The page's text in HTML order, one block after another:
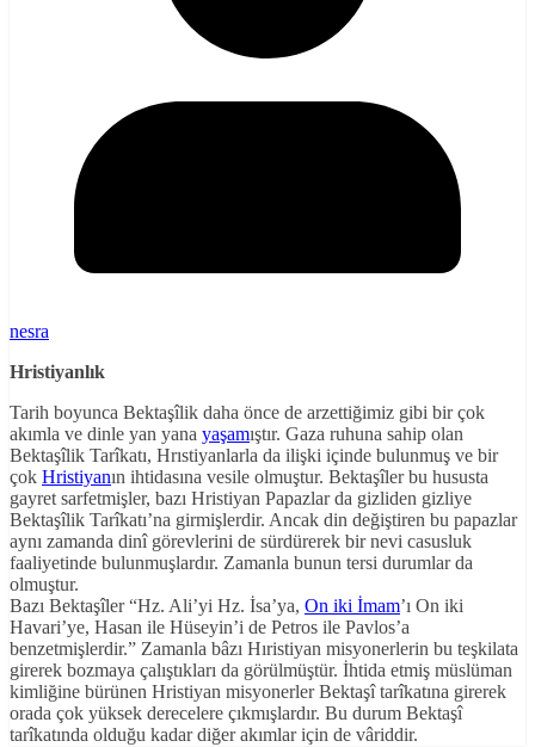
nesra
Hristiyanlık
Tarih boyunca Bektaşîlik daha önce de arzettiğimiz gibi bir çok
akımla ve dinle yan yana yaşamıştır. Gaza ruhuna sahip olan
Bektaşîlik Tarîkatı, Hrıstiyanlarla da ilişki içinde bulunmuş ve bir
çok Hristiyanın ihtidasına vesile olmuştur. Bektaşîler bu hususta
gayret sarfetmişler, bazı Hristiyan Papazlar da gizliden gizliye
Bektaşîlik Tarîkatı’na girmişlerdir. Ancak din değiştiren bu papazlar
aynı zamanda dinî görevlerini de sürdürerek bir nevi casusluk
faaliyetinde bulunmuşlardır. Zamanla bunun tersi durumlar da
olmuştur.
Bazı Bektaşîler “Hz. Ali’yi Hz. İsa’ya, On iki İmam’ı On iki
Havari’ye, Hasan ile Hüseyin’i de Petros ile Pavlos’a
benzetmişlerdir.” Zamanla bâzı Hıristiyan misyonerlerin bu teşkilata
girerek bozmaya çalıştıkları da görülmüştür. İhtida etmiş müslüman
kimliğine bürünen Hristiyan misyonerler Bektaşî tarîkatına girerek
orada çok yüksek derecelere çıkmışlardır. Bu durum Bektaşî
tarîkatında olduğu kadar diğer akımlar için de vâriddir.